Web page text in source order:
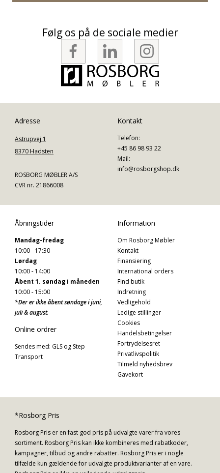
Følg os på de sociale medier
Adresse
Astrupvej 1
8370 Hadsten
ROSBORG MØBLER A/S
CVR nr. 21866008
Kontakt
Telefon:
+45 86 98 93 22
Mail:
info@rosborgshop.dk
Åbningstider
Mandag-fredag
10:00 - 17:30
Lørdag
10:00 - 14:00
Åbent 1. søndag i måneden
10:00 - 15:00
*Der er ikke åbent søndage i juni,
juli & august.
Online ordrer
Sendes med: GLS og Step
Transport
Information
Om Rosborg Møbler
Kontakt
Finansiering
International orders
Find butik
Indretning
Vedligehold
Ledige stillinger
Cookies
Handelsbetingelser
Fortrydelsesret
Privatlivspolitik
Tilmeld nyhedsbrev
Gavekort
*Rosborg Pris
Rosborg Pris er en fast god pris på udvalgte varer fra vores
sortiment. Rosborg Pris kan ikke kombineres med rabatkoder,
kampagner, tilbud og andre rabatter. Rosborg Pris er i nogle
tilfælde kun gældende for udvalgte produktvarianter af en vare.